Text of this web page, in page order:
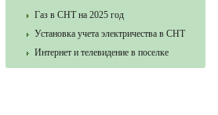
Газ в СНТ на 2025 год
Установка учета электричества в СНТ
Интернет и телевидение в поселке